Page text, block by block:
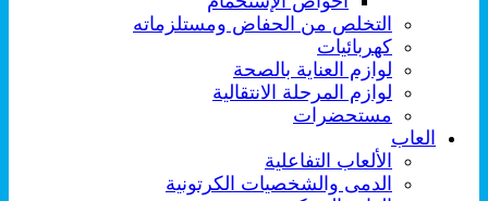
التخلص من الحفاض ومستلزماته
كهربائيات
لوازم العناية بالصحة
لوازم المرحلة الانتقالية
مستحضرات
العاب
الألعاب التفاعلية
الدمى والشخصيات الكرتونية